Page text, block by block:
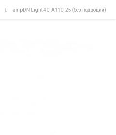
ampDN Light 40, A110, 25 (без подводки)